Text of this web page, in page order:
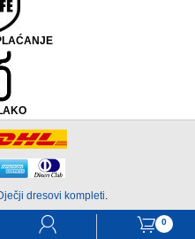
󰃳 0
󰃦
dresovi kompleti.